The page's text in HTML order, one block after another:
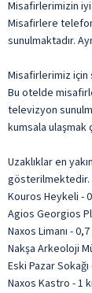
Misafirlerimizin
Misafirlere
sunulmaktadır.
Misafirlerimiz için
Bu otelde
televizyon
kumsala ulaşmak
Uzaklıklar en
gösterilmektedir.
Kouros Heykeli -
Agios Georgios
Naxos Limanı -
Nakşa Arkeoloji
Eski Pazar
Naxos Kastro - 1